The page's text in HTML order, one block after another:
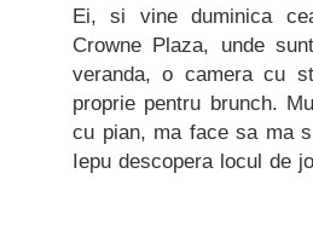
Ei, si vine duminica
Crowne Plaza, unde
veranda, o camera cu
proprie pentru brunch.
cu pian, ma face sa ma
Iepu descopera locul de